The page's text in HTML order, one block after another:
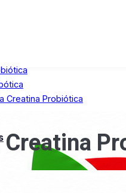
Creatina Probiótica